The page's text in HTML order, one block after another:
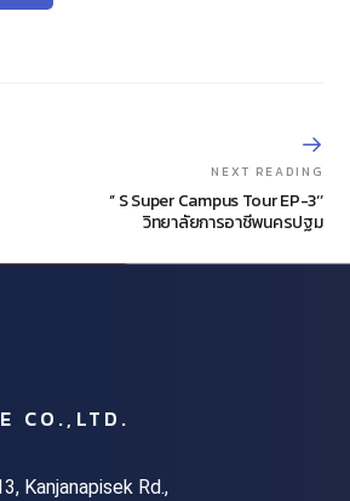
NEXT READING
‘’ S Super Campus Tour EP-3‘’
วิทยาลัยการอาชีพนครปฐม
CO.,LTD.
Kanjanapisek Rd.,